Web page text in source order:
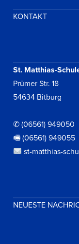
KONTAKT
St. Matthias-
Prümer Str. 18
54634 Bitburg
✆ (06561) 949050
🖷 (06561) 949055
st-matthias-
NEUESTE